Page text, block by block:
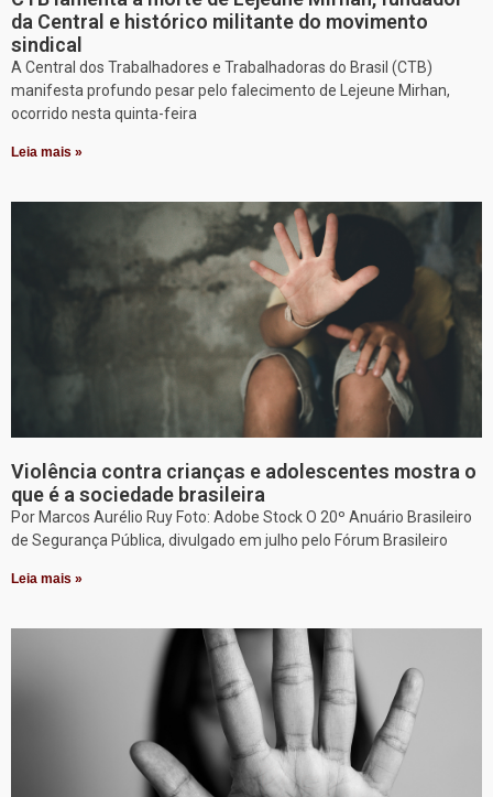
da Central e histórico militante do movimento
sindical
A Central dos Trabalhadores e Trabalhadoras do Brasil (CTB)
manifesta profundo pesar pelo falecimento de Lejeune Mirhan,
ocorrido nesta quinta-feira
Leia mais »
Violência contra crianças e adolescentes mostra o
que é a sociedade brasileira
Por Marcos Aurélio Ruy Foto: Adobe Stock O 20º Anuário Brasileiro
de Segurança Pública, divulgado em julho pelo Fórum Brasileiro
Leia mais »